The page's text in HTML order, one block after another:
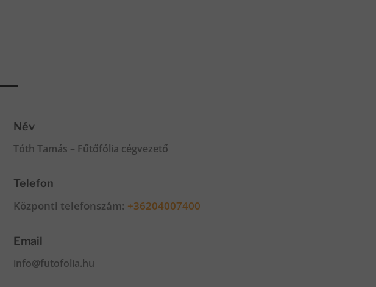
Név
Tóth Tamás – Fűtőfólia cégvezető
Telefon
Központi telefonszám: +36204007400
Email
info@futofolia.hu